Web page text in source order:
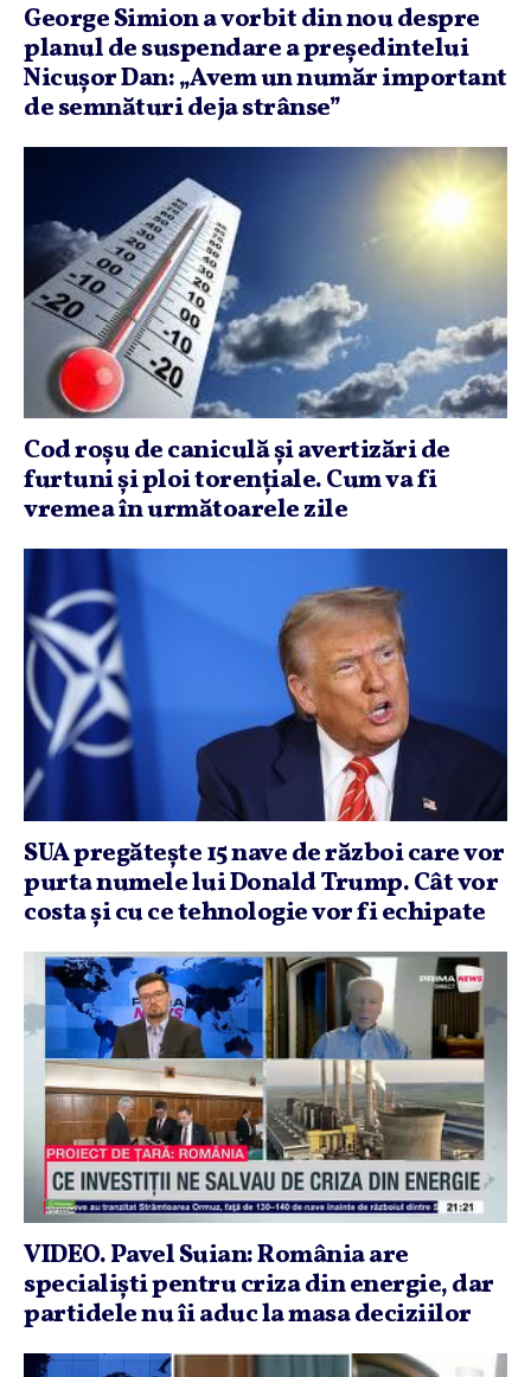
George Simion a vorbit din nou despre
planul de suspendare a preşedintelui
Nicuşor Dan: „Avem un număr important
de semnături deja strânse”
Cod roşu de caniculă şi avertizări de
furtuni şi ploi torenţiale. Cum va fi
vremea în următoarele zile
SUA pregăteşte 15 nave de război care vor
purta numele lui Donald Trump. Cât vor
costa şi cu ce tehnologie vor fi echipate
VIDEO. Pavel Suian: România are
specialişti pentru criza din energie, dar
partidele nu îi aduc la masa deciziilor